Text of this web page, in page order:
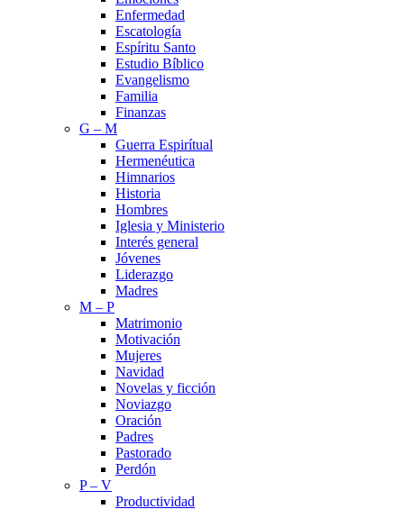
Enfermedad
Escatología
Espíritu Santo
Estudio Bíblico
Evangelismo
Familia
Finanzas
G – M
Guerra Espirítual
Hermenéutica
Himnarios
Historia
Hombres
Iglesia y Ministerio
Interés general
Jóvenes
Liderazgo
Madres
M – P
Matrimonio
Motivación
Mujeres
Navidad
Novelas y ficción
Noviazgo
Oración
Padres
Pastorado
Perdón
P – V
Productividad